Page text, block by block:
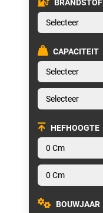
BRANDSTOF
CAPACITEIT
HEFHOOGTE
BOUWJAAR